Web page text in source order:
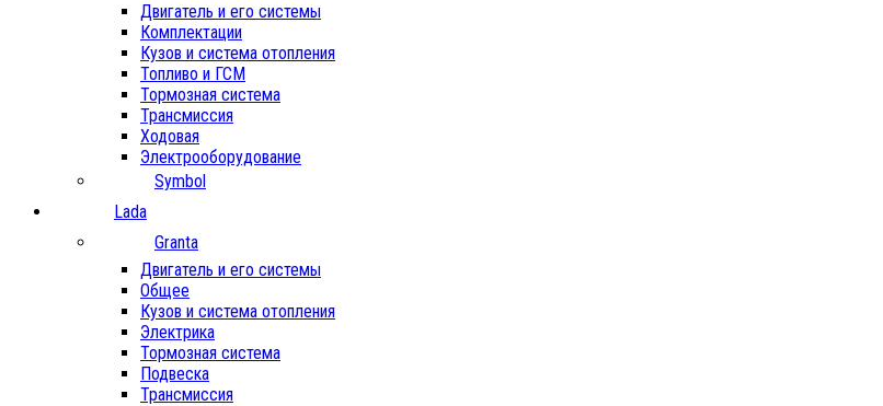
Двигатель и его системы
Комплектации
Кузов и система отопления
Топливо и ГСМ
Тормозная система
Трансмиссия
Ходовая
Электрооборудование
Symbol
Lada
Granta
Двигатель и его системы
Общее
Кузов и система отопления
Электрика
Тормозная система
Подвеска
Трансмиссия